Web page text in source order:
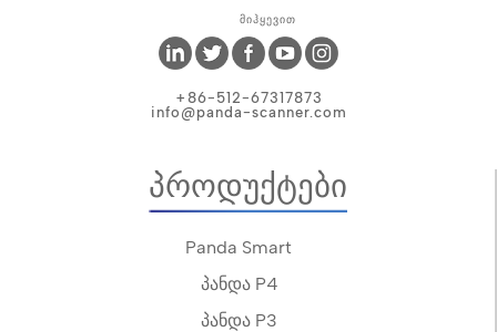
Მიჰყევით
+86-512-67317873
info@panda-scanner.com
Პროდუქტები
Panda Smart
პანდა P4
პანდა P3